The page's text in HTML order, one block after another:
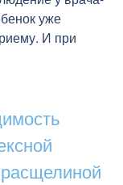
уже
И при